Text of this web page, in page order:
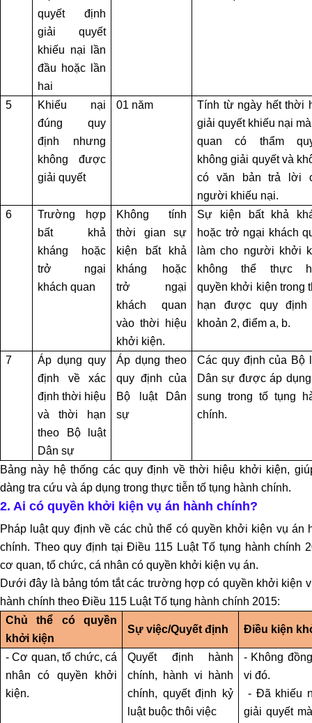
DỊCH
TÁCH
THỬA
DỊCH
GIẤY
PHÉP
DỰNG
NHÀ
CÔNG
NHÀ
LUẬT
KINH
TẾ
LAO
ĐỘNG
-
BẢO
HIỂM
LUẬT
SƯ
GIẢI
QUYẾT
TRANH
CHẤP
quyết định
giải quyết
khiếu nại lần
đầu hoặc lần
hai
5
Khiếu nại
đúng quy
định nhưng
không được
giải quyết
01 năm
Tính từ ngày hết thời
giải quyết khiếu nại
quan có thẩm
không giải quyết và
có văn bản trả lời
người khiếu nại.
6
Trường hợp
bất khả
kháng hoặc
trở ngại
khách quan
Không tính
thời gian sự
kiện bất khả
kháng hoặc
trở ngại
khách quan
vào thời hiệu
khởi kiện.
Sự kiện bất khả
hoặc trở ngại khách
làm cho người khởi
không thể thực
quyền khởi kiện trong
hạn được quy định
khoản 2, điểm a, b.
7
Áp dụng quy
định về xác
định thời hiệu
và thời hạn
theo Bộ luật
Dân sự
Áp dụng theo
quy định của
Bộ luật Dân
sự
Các quy định của Bộ
Dân sự được áp
sung trong tố tụng
chính.
Bảng này hệ thống các quy định về thời hiệu khởi kiện,
dàng tra cứu và áp dụng trong thực tiễn tố tụng hành chính.
2. Ai có quyền khởi kiện vụ án hành chính?
Pháp luật quy định về các chủ thể có quyền khởi kiện vụ án
chính. Theo quy định tại Điều 115 Luật Tố tụng hành chính
cơ quan, tổ chức, cá nhân có quyền khởi kiện vụ án.
Dưới đây là bảng tóm tắt các trường hợp có quyền khởi kiện
hành chính theo Điều 115 Luật Tố tụng hành chính 2015:
Chủ thể có quyền
khởi kiện
Sự việc/Quyết định Điều kiện
- Cơ quan, tổ chức, cá
nhân có quyền khởi
kiện.
Quyết định hành
chính, hành vi hành
chính, quyết định kỷ
luật buộc thôi việc
- Không
vi đó.
- Đã khiếu
giải quyết